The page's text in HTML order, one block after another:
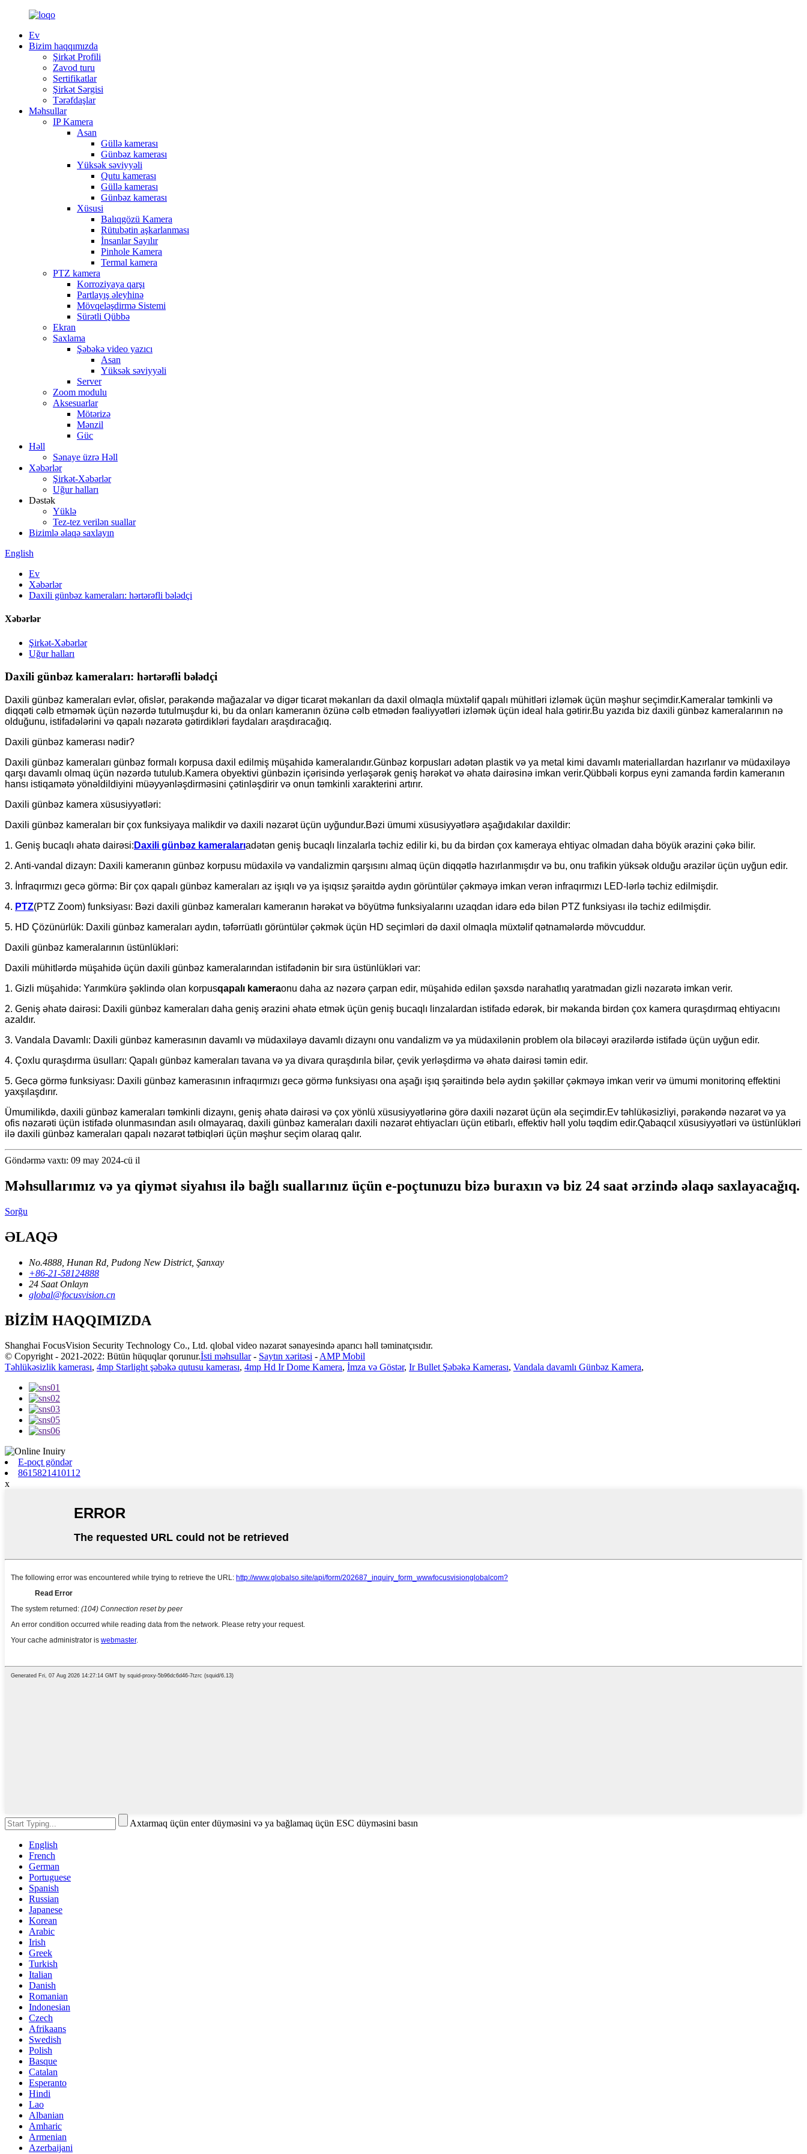
Ev
Bizim haqqımızda
Şirkət Profili
Zavod turu
Sertifikatlar
Şirkət Sərgisi
Tərəfdaşlar
Məhsullar
IP Kamera
Asan
Güllə kamerası
Günbəz kamerası
Yüksək səviyyəli
Qutu kamerası
Güllə kamerası
Günbəz kamerası
Xüsusi
Balıqgözü Kamera
Rütubətin aşkarlanması
İnsanlar Sayılır
Pinhole Kamera
Termal kamera
PTZ kamera
Korroziyaya qarşı
Partlayış əleyhinə
Mövqeləşdirmə Sistemi
Sürətli Qübbə
Ekran
Saxlama
Şəbəkə video yazıcı
Asan
Yüksək səviyyəli
Server
Zoom modulu
Aksesuarlar
Mötərizə
Mənzil
Güc
Həll
Sənaye üzrə Həll
Xəbərlər
Şirkət-Xəbərlər
Uğur halları
Dəstək
Yüklə
Tez-tez verilən suallar
Bizimlə əlaqə saxlayın
English
Ev
Xəbərlər
Daxili günbəz kameraları: hərtərəfli bələdçi
Xəbərlər
Şirkət-Xəbərlər
Uğur halları
Daxili günbəz kameraları: hərtərəfli bələdçi
Daxili günbəz kameraları evlər, ofislər, pərakəndə mağazalar və digər ticarət məkanları da daxil olmaqla müxtəlif qapalı mühitləri izləmək üçün məşhur seçimdir.Kameralar təmkinli və
diqqəti cəlb etməmək üçün nəzərdə tutulmuşdur ki, bu da onları kameranın özünə cəlb etmədən fəaliyyətləri izləmək üçün ideal hala gətirir.Bu yazıda biz daxili günbəz kameralarının nə
olduğunu, istifadələrini və qapalı nəzarətə gətirdikləri faydaları araşdıracağıq.
Daxili günbəz kamerası nədir?
Daxili günbəz kameraları günbəz formalı korpusa daxil edilmiş müşahidə kameralarıdır.Günbəz korpusları adətən plastik və ya metal kimi davamlı materiallardan hazırlanır və müdaxiləyə
qarşı davamlı olmaq üçün nəzərdə tutulub.Kamera obyektivi günbəzin içərisində yerləşərək geniş hərəkət və əhatə dairəsinə imkan verir.Qübbəli korpus eyni zamanda fərdin kameranın
hansı istiqamətə yönəldildiyini müəyyənləşdirməsini çətinləşdirir və onun təmkinli xarakterini artırır.
Daxili günbəz kamera xüsusiyyətləri:
Daxili günbəz kameraları bir çox funksiyaya malikdir və daxili nəzarət üçün uyğundur.Bəzi ümumi xüsusiyyətlərə aşağıdakılar daxildir:
1. Geniş bucaqlı əhatə dairəsi: Daxili günbəz kameralarıadətən geniş bucaqlı linzalarla təchiz edilir ki, bu da birdən çox kameraya ehtiyac olmadan daha böyük ərazini çəkə bilir.
2. Anti-vandal dizayn: Daxili kameranın günbəz korpusu müdaxilə və vandalizmin qarşısını almaq üçün diqqətlə hazırlanmışdır və bu, onu trafikin yüksək olduğu ərazilər üçün uyğun edir.
3. İnfraqırmızı gecə görmə: Bir çox qapalı günbəz kameraları az işıqlı və ya işıqsız şəraitdə aydın görüntülər çəkməyə imkan verən infraqırmızı LED-lərlə təchiz edilmişdir.
4. PTZ(PTZ Zoom) funksiyası: Bəzi daxili günbəz kameraları kameranın hərəkət və böyütmə funksiyalarını uzaqdan idarə edə bilən PTZ funksiyası ilə təchiz edilmişdir.
5. HD Çözünürlük: Daxili günbəz kameraları aydın, təfərrüatlı görüntülər çəkmək üçün HD seçimləri də daxil olmaqla müxtəlif qətnamələrdə mövcuddur.
Daxili günbəz kameralarının üstünlükləri:
Daxili mühitlərdə müşahidə üçün daxili günbəz kameralarından istifadənin bir sıra üstünlükləri var:
1. Gizli müşahidə: Yarımkürə şəklində olan korpusqapalı kameraonu daha az nəzərə çarpan edir, müşahidə edilən şəxsdə narahatlıq yaratmadan gizli nəzarətə imkan verir.
2. Geniş əhatə dairəsi: Daxili günbəz kameraları daha geniş ərazini əhatə etmək üçün geniş bucaqlı linzalardan istifadə edərək, bir məkanda birdən çox kamera quraşdırmaq ehtiyacını
azaldır.
3. Vandala Davamlı: Daxili günbəz kamerasının davamlı və müdaxiləyə davamlı dizaynı onu vandalizm və ya müdaxilənin problem ola biləcəyi ərazilərdə istifadə üçün uyğun edir.
4. Çoxlu quraşdırma üsulları: Qapalı günbəz kameraları tavana və ya divara quraşdırıla bilər, çevik yerləşdirmə və əhatə dairəsi təmin edir.
5. Gecə görmə funksiyası: Daxili günbəz kamerasının infraqırmızı gecə görmə funksiyası ona aşağı işıq şəraitində belə aydın şəkillər çəkməyə imkan verir və ümumi monitorinq effektini
yaxşılaşdırır.
Ümumilikdə, daxili günbəz kameraları təmkinli dizaynı, geniş əhatə dairəsi və çox yönlü xüsusiyyətlərinə görə daxili nəzarət üçün əla seçimdir.Ev təhlükəsizliyi, pərakəndə nəzarət və ya
ofis nəzarəti üçün istifadə olunmasından asılı olmayaraq, daxili günbəz kameraları daxili nəzarət ehtiyacları üçün etibarlı, effektiv həll yolu təqdim edir.Qabaqcıl xüsusiyyətləri və üstünlükləri
ilə daxili günbəz kameraları qapalı nəzarət tətbiqləri üçün məşhur seçim olaraq qalır.
Göndərmə vaxtı: 09 may 2024-cü il
Məhsullarımız və ya qiymət siyahısı ilə bağlı suallarınız üçün e-poçtunuzu bizə buraxın və biz 24 saat ərzində əlaqə saxlayacağıq.
Sorğu
ƏLAQƏ
No.4888, Hunan Rd, Pudong New District, Şanxay
+86-21-58124888
24 Saat Onlayn
global@focusvision.cn
BİZİM HAQQIMIZDA
Shanghai FocusVision Security Technology Co., Ltd. qlobal video nəzarət sənayesində aparıcı həll təminatçısıdır.
© Copyright - 2021-2022: Bütün hüquqlar qorunur.İsti məhsullar- Saytın xəritəsi -AMP Mobil
Təhlükəsizlik kamerası, 4mp Starlight şəbəkə qutusu kamerası, 4mp Hd Ir Dome Kamera, İmza və Göstər, Ir Bullet Şəbəkə Kamerası, Vandala davamlı Günbəz Kamera,
E-poçt göndər
8615821410112
x
Axtarmaq üçün enter düyməsini və ya bağlamaq üçün ESC düyməsini basın
English
French
German
Portuguese
Spanish
Russian
Japanese
Korean
Arabic
Irish
Greek
Turkish
Italian
Danish
Romanian
Indonesian
Czech
Afrikaans
Swedish
Polish
Basque
Catalan
Esperanto
Hindi
Lao
Albanian
Amharic
Armenian
Azerbaijani